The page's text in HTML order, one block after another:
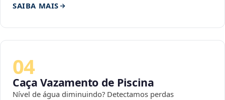
SAIBA MAIS
04
Caça Vazamento de Piscina
Nível de água diminuindo? Detectamos perdas